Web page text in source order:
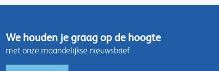
We houden je graag op de hoogte
met onze maandelijkse nieuwsbrief